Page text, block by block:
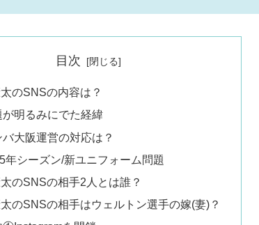
目次
のSNSの内容は？
が明るみにでた経緯
バ大阪運営の対応は？
年シーズン/新ユニフォーム問題
のSNSの相手2人とは誰？
のSNSの相手はウェルトン選手の嫁(妻)？